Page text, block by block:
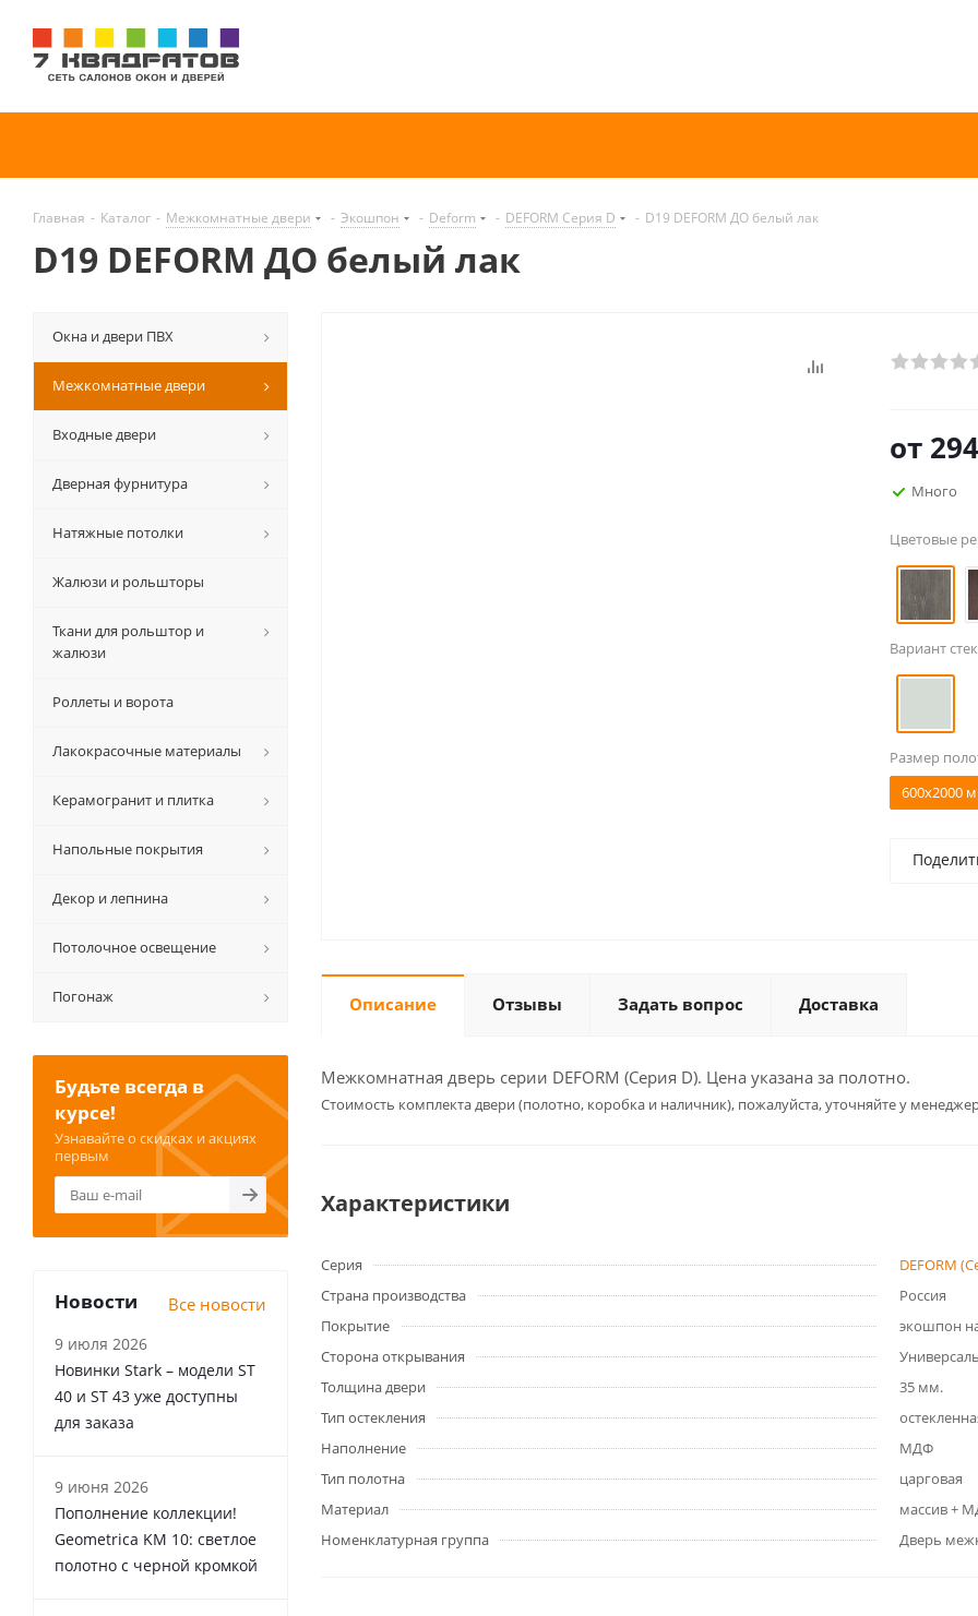
Главная - Каталог - Межкомнатные двери - Экошпон - Deform - DEFORM Серия D - D19 DEFORM ДО белый лак
D19 DEFORM ДО белый лак
от
Много
Цветовые
Вариант
Размер
600x2000
Описание Отзывы Задать вопрос Доставка
Межкомнатная дверь серии DEFORM (Серия D). Цена указана за полотно.
Cтоимость комплекта двери (полотно, коробка и наличник), пожалуйста, уточняйте у
Характеристики
Серия
DEFORM
Страна производства
Россия
Покрытие
экошпон
Сторона открывания
Толщина двери
35 мм.
Тип остекления
Наполнение
МДФ
Тип полотна
царговая
Материал
массив +
Номенклатурная группа
Дверь
Окна и двери ПВХ
Межкомнатные двери
Входные двери
Дверная фурнитура
Натяжные потолки
Жалюзи и рольшторы
Ткани для рольштор и
жалюзи
Роллеты и ворота
Лакокрасочные материалы
Керамогранит и плитка
Напольные покрытия
Декор и лепнина
Потолочное освещение
Погонаж
Будьте всегда в
курсе!
Узнавайте о скидках и акциях
первым
Новости Все новости
9 июля 2026
Новинки Stark – модели ST
40 и ST 43 уже доступны
для заказа
9 июня 2026
Пополнение коллекции!
Geometrica KM 10: светлое
полотно с черной кромкой